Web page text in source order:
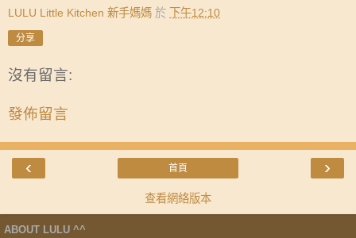
LULU Little Kitchen 新手媽媽 於 下午12:10
分享
沒有留言:
發佈留言
‹ ›
首頁
查看網絡版本
ABOUT LULU ^^